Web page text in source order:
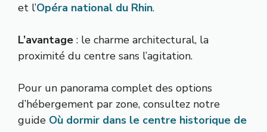
et l’Opéra national du Rhin.
L’avantage : le charme architectural, la
proximité du centre sans l’agitation.
Pour un panorama complet des options
d’hébergement par zone, consultez notre
guide Où dormir dans le centre historique de